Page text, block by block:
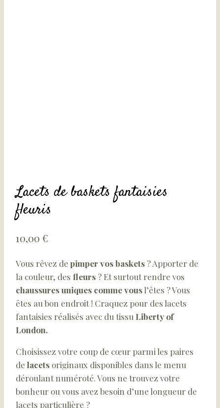
Lacets de baskets fantaisies
fleuris
10,00 €
Vous rêvez de pimper vos baskets ? Apporter de
la couleur, des fleurs ? Et surtout rendre vos
chaussures uniques comme vousl’êtes ? Vous
êtes au bon endroit ! Craquez pour des lacets
fantaisies réalisés avec du tissu Liberty of
London.
Choisissez votre coup de cœur parmi les paires
de lacets originaux disponibles dans le menu
déroulant numéroté. Vous ne trouvez votre
bonheur ou vous avez besoin d’une longueur de
lacets particulière ?